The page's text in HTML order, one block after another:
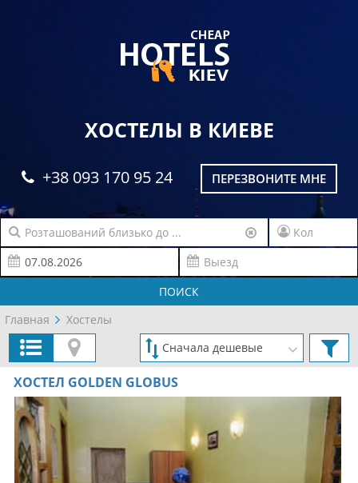
ХОСТЕЛЫ В КИЕВЕ
+38 093 170 95 24 ПЕРЕЗВОНИТЕ МНЕ
ПОИСК
Главная
Хостелы
ХОСТЕЛ GOLDEN GLOBUS